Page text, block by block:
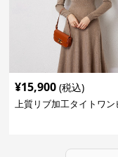
¥15,900 (税込)
上質リブ加工タイトワン